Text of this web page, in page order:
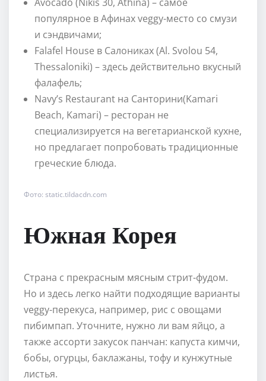
популярное в Афинах veggy-место со смузи
и сэндвичами;
Falafel House в Салониках (Al. Svolou 54,
Thessaloniki) – здесь действительно вкусный
фалафель;
Navy’s Restaurant на Санторини(Kamari
Beach, Kamari) – ресторан не
специализируется на вегетарианской кухне,
но предлагает попробовать традиционные
греческие блюда.
Фото: static.tildacdn.com
Южная Корея
Страна с прекрасным мясным стрит-фудом.
Но и здесь легко найти подходящие варианты
veggy-перекуса, например, рис с овощами
пибимпап. Уточните, нужно ли вам яйцо, а
также ассорти закусок панчан: капуста кимчи,
бобы, огурцы, баклажаны, тофу и кунжутные
листья.